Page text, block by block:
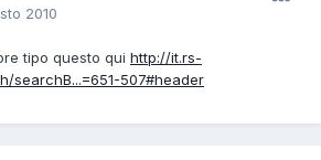
2010
tipo questo qui http://it.rs-
searchB...=651-507#header